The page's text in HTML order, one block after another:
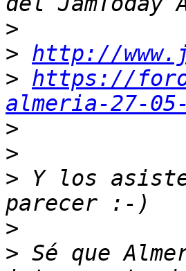
>
> http://
> https://
almeria-27-
>
>
> Y los
>
> Sé que